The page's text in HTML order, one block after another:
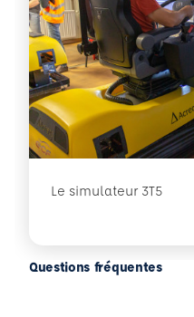
Le simulateur 3T5
Questions fréquentes